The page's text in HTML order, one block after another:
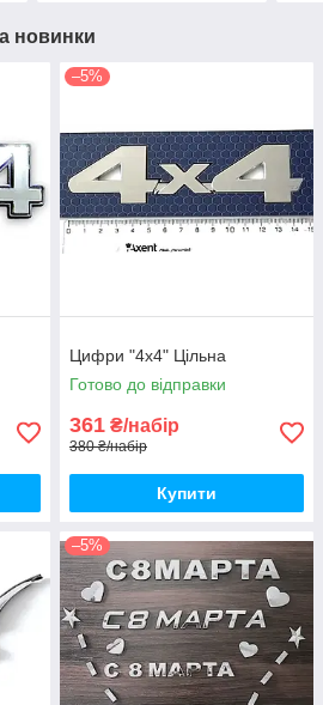
новинки
–5%
Цифри "4х4" Цільна
Готово до відправки
361 ₴/набір
380 ₴/набір
Купити
–5%